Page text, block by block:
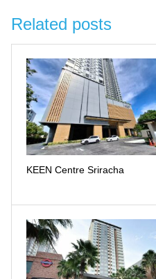
Related posts
KEEN Centre Sriracha